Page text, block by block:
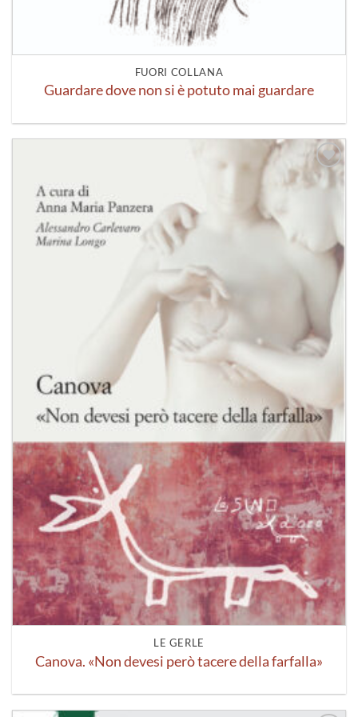
FUORI COLLANA
Guardare dove non si è potuto mai guardare
Aggiungi
alla lista
LE GERLE
Canova. «Non devesi però tacere della farfalla»